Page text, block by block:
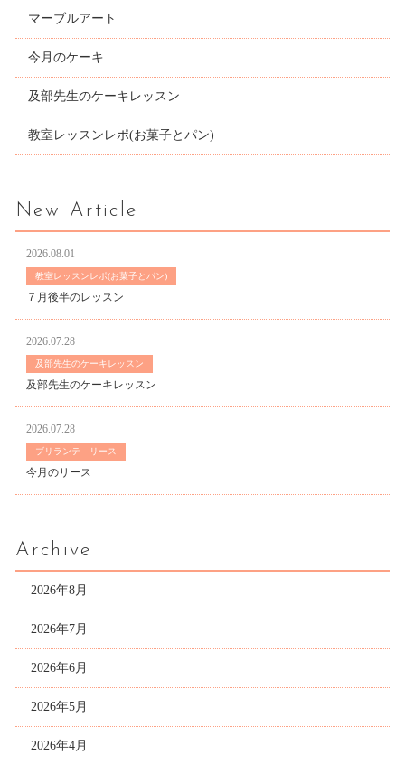
マーブルアート
今月のケーキ
及部先生のケーキレッスン
教室レッスンレポ(お菓子とパン)
New Article
2026.08.01
教室レッスンレポ(お菓子とパン)
７月後半のレッスン
2026.07.28
及部先生のケーキレッスン
及部先生のケーキレッスン
2026.07.28
ブリランテ リース
今月のリース
Archive
2026年8月
2026年7月
2026年6月
2026年5月
2026年4月